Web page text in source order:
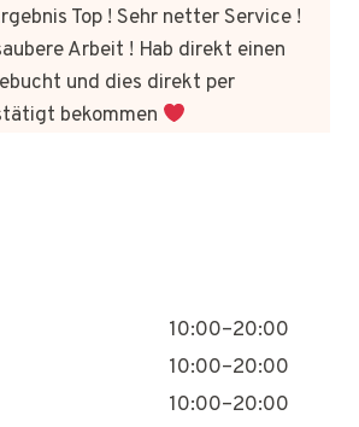
Top ! Sehr netter Service !
Arbeit ! Hab direkt einen
und dies direkt per
bekommen
10:00–20:00
10:00–20:00
10:00–20:00